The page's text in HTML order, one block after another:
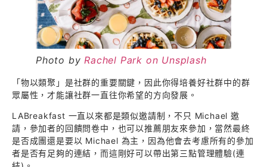
Photo by Rachel Park on Unsplash
「物以類聚」是社群的重要關鍵，因此你得培養好社群中的群
眾屬性，才能讓社群一直往你希望的方向發展。
LABreakfast 一直以來都是類似邀請制，不只 Michael 邀
請，參加者的回饋問卷中，也可以推薦朋友來參加，當然最終
是否成團還是要以 Michael 為主，因為他會去考慮所有的參加
者是否有足夠的連結，而這剛好可以帶出第三點管理體驗(連